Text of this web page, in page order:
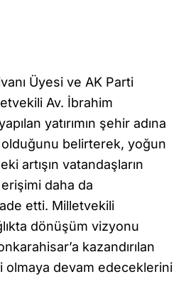
Üyesi ve AK Parti
Av. İbrahim
yatırımın şehir adına
olduğunu belirterek, yoğun
artışın vatandaşların
daha da
etti. Milletvekili
dönüşüm vizyonu
kazandırılan
olmaya devam edeceklerini